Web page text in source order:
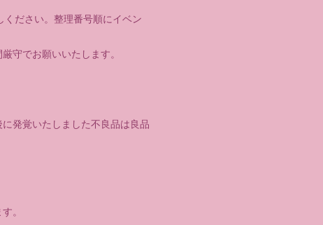
ださい。整理番号順にイベン
守でお願いいたします。
発覚いたしました不良品は良品
。